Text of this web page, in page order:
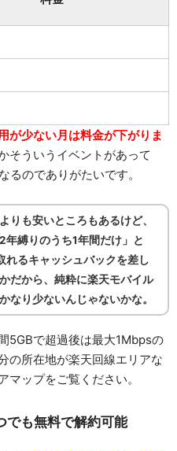
が少ない月は料金が下がりま
そういうイベントがあって
るのでありがたいです。
りも安いところもあるけど、
年縛りのうち1年間だけ」と
れるキャッシュバックを差し
だから、純粋に楽天モバイル
なり少ないんじゃないかな。
5GBで超過後は最大1Mbpsの
の所在地が楽天回線エリアな
マップをご覧ください。
でも無料で解約可能